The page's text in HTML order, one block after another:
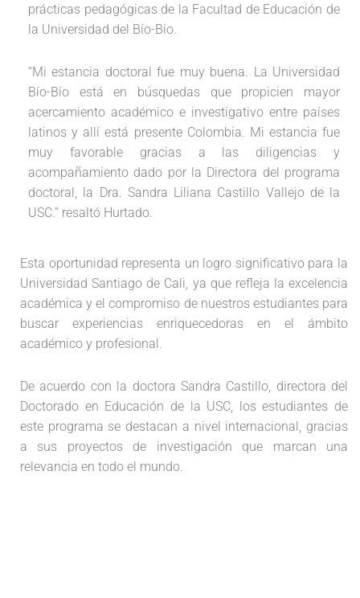
prácticas pedagógicas de la Facultad de Educación de
la Universidad del Bío-Bío.
“Mi estancia doctoral fue muy buena. La Universidad
Bío-Bío está en búsquedas que propicien mayor
acercamiento académico e investigativo entre países
latinos y allí está presente Colombia. Mi estancia fue
muy favorable gracias a las diligencias y
acompañamiento dado por la Directora del programa
doctoral, la Dra. Sandra Liliana Castillo Vallejo de la
USC.” resaltó Hurtado.
Esta oportunidad representa un logro significativo para la
Universidad Santiago de Cali, ya que refleja la excelencia
académica y el compromiso de nuestros estudiantes para
buscar experiencias enriquecedoras en el ámbito
académico y profesional.
De acuerdo con la doctora Sandra Castillo, directora del
Doctorado en Educación de la USC, los estudiantes de
este programa se destacan a nivel internacional, gracias
a sus proyectos de investigación que marcan una
relevancia en todo el mundo.